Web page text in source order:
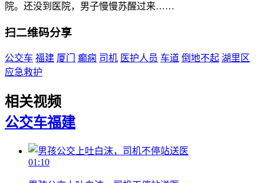
院。还没到医院，男子慢慢苏醒过来……
扫二维码分享
公交车 福建 厦门 癫痫 司机 医护人员 车道 倒地不起 湖里区
应急救护
相关视频
公交车福建
01:10